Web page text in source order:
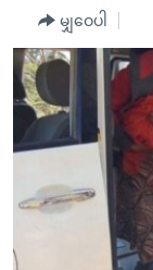
ကျော်
ကြည့်
ပင်မ
စာမျက်နှာ
ကျော်
အမေရိကန်သုံးအီ
မကြေးမုံရဲ့ အင်္ဂလိ
ရုပ်ရှင်ထဲက အင်္ဂ
သုတပဒေသာ အင်္
အပတ်စဉ်ကဏ္ဍများ
ရေဒီယို
တီဗွီ
ရေဒီယိုနှင့်ရုပ်သံ
ရေဒီယို/တီဗွီအစီ
Learning English
ဗွီအိုအေ လူမှုကွန်ယက်မ
မျှဝေပါ